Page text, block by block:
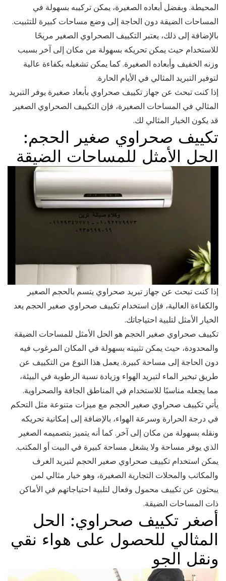
المحيطة. وبفضل أبعاده الصغيرة، يمكن تركيبه بسهولة في
المساحات الضيقة دون الحاجة إلى وضع مساحات كبيرة للتثبيت.
بالإضافة إلى ذلك، يعتبر التكييف الصحراوي الصغير مريحًا
للاستخدام حيث يمكن تحريكه بسهولة من مكان إلى آخر بسبب
وزنه الخفيف وأبعاده الصغيرة. كما يمكن تشغيله بكفاءة عالية
لتوفير التبريد المثالي في الأيام الحارة.
إذا كنت تبحث عن جهاز تكييف صحراوي بأبعاد صغيرة يوفر التبريد
المثالي في المساحات الصغيرة، فإن التكييف الصحراوي الصغير
قد يكون الخيار المثالي لك.
تكييف صحراوي صغير الحجم:
الحل الأمثل للمساحات الضيقة
إذا كنت تبحث عن جهاز تبريد صحراوي يتسم بالحجم الصغير
والكفاءة العالية، فإن استخدام تكييف صحراوي صغير الحجم يعد
الخيار الأمثل لتلبية احتياجاتك.
تكييف صحراوي صغير الحجم هو الحل الأمثل للمساحات الضيقة
والمحدودة، حيث يمكن تثبيته بسهولة في المكان المرغوب فيه
دون الحاجة إلى مساحة كبيرة. يعمل هذا النوع من التكييف عن
طريق تبخير الماء لتبريد الهواء وزيادة نسبة الرطوبة في البيئة،
مما يجعله مناسبًا للاستخدام في المناطق الجافة والصحراوية.
يأتي تكييف صحراوي صغير الحجم مع ميزات متنوعة مثل التحكم
في درجة الحرارة وسرعة الهواء، بالإضافة إلى إمكانية تحريكه
ونقله بسهولة من مكان إلى آخر. كما أنه يتميز بتصميمه الصغير
الذي يوفر مساحة ولا يشغل مساحة كبيرة في البيت أو المكتب.
يمكن استخدام تكييف صحراوي صغير الحجم لتبريد الغرف
والمكاتب والمحلات التجارية الصغيرة، وهو خيار مثالي لمن
يبحثون عن تكييف محمول وفعال لتلبية احتياجاتهم في الأماكن
ذات المساحات الضيقة.
أصغر تكييف صحراوي: الحل
المثالي للحصول على هواء نقي
ونقل الجو